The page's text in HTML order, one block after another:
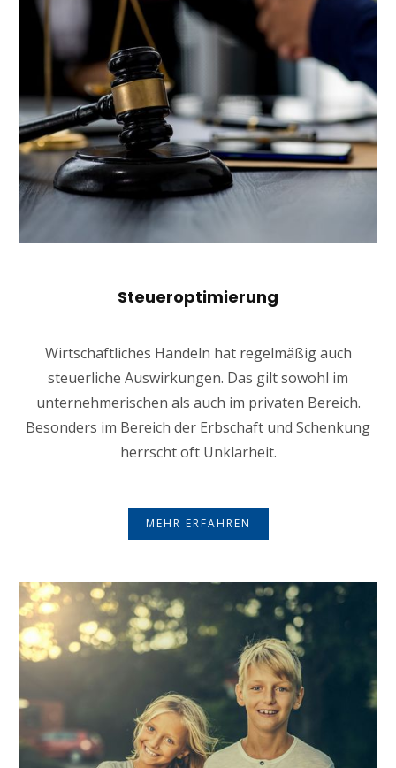
Steueroptimierung
Wirtschaftliches Handeln hat regelmäßig auch
steuerliche Auswirkungen. Das gilt sowohl im
unternehmerischen als auch im privaten Bereich.
Besonders im Bereich der Erbschaft und Schenkung
herrscht oft Unklarheit.
MEHR ERFAHREN